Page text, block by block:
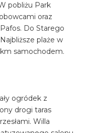
pobliżu Park
oraz
Do Starego
plaże w
km samochodem.
ogródek z
drogi taras
Willa